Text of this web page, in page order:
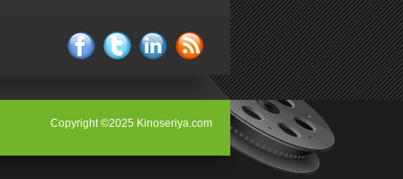
Copyright ©2025 Kinoseriya.com